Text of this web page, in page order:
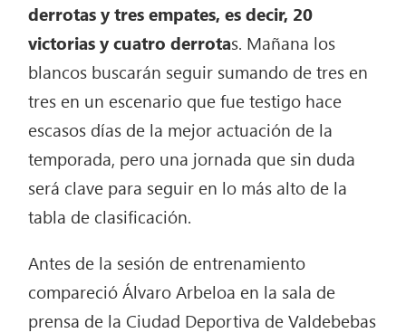
derrotas y tres empates, es decir, 20
victorias y cuatro derrotas. Mañana los
blancos buscarán seguir sumando de tres en
tres en un escenario que fue testigo hace
escasos días de la mejor actuación de la
temporada, pero una jornada que sin duda
será clave para seguir en lo más alto de la
tabla de clasificación.
Antes de la sesión de entrenamiento
compareció Álvaro Arbeloa en la sala de
prensa de la Ciudad Deportiva de Valdebebas